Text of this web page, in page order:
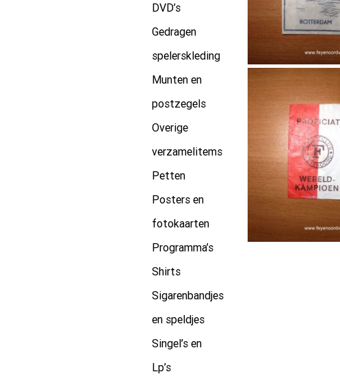
DVD’s
Gedragen
spelerskleding
Munten en
postzegels
Overige
verzamelitems
Petten
Posters en
fotokaarten
Programma’s
Shirts
Sigarenbandjes
en speldjes
Singel’s en
Lp’s